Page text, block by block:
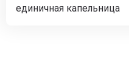
единичная капельница